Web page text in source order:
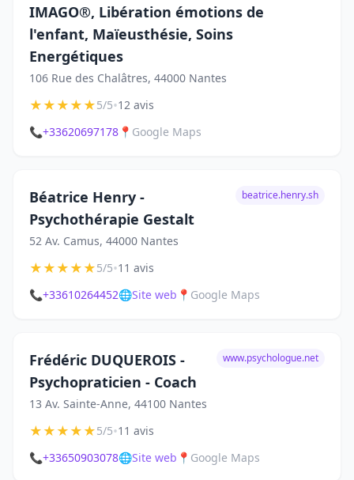
IMAGO®, Libération émotions de
l'enfant, Maïeusthésie, Soins
Energétiques
106 Rue des Chalâtres, 44000 Nantes
★★★★★5/5•12 avis
📞+33620697178 📍 Google Maps
Béatrice Henry -
Psychothérapie Gestalt
52 Av. Camus, 44000 Nantes
beatrice.henry.sh
★★★★★5/5•11 avis
📞+33610264452🌐Site web 📍 Google Maps
Frédéric DUQUEROIS -
Psychopraticien - Coach
13 Av. Sainte-Anne, 44100 Nantes
www.psychologue.net
★★★★★5/5•11 avis
📞+33650903078🌐Site web 📍 Google Maps